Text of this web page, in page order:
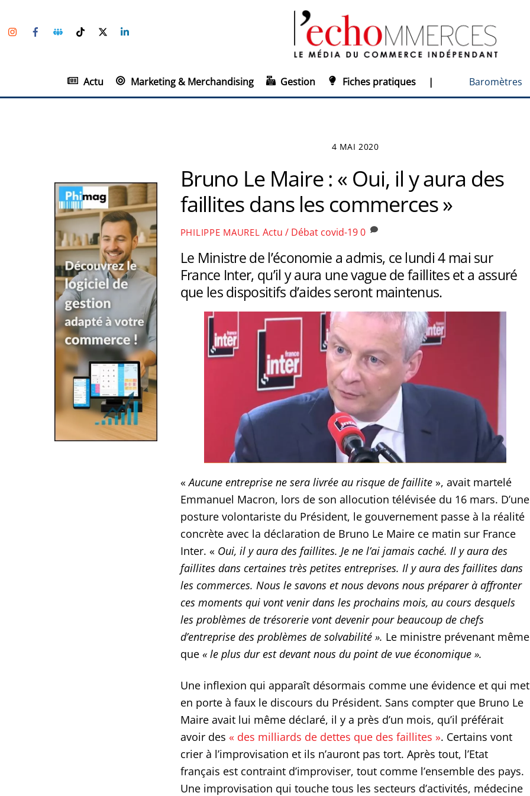
to
InstagramFacebookGroupe
Facebook
TikTokTwitter
Actu Marketing & Merchandising Gestion Fiches pratiques | Baromètres
4 MAI 2020
Bruno Le Maire : « Oui, il y aura des
faillites dans les commerces »
PHILIPPE MAUREL Actu / Débat covid-190
Le Ministre de l’économie a admis, ce lundi 4 mai sur
France Inter, qu’il y aura une vague de faillites et a assuré
que les dispositifs d’aides seront maintenus.
«Aucune entreprise ne sera livrée au risque de faillite», avait martelé
Emmanuel Macron, lors de son allocution télévisée du 16 mars. D’une
posture volontariste du Président, le gouvernement passe à la réalité
concrète avec la déclaration de Bruno Le Maire ce matin sur France
Inter. « Oui, il y aura des faillites. Je ne l’ai jamais caché. Il y aura des
faillites dans certaines très petites entreprises. Il y aura des faillites dans
les commerces. Nous le savons et nous devons nous préparer à affronter
ces moments qui vont venir dans les prochains mois, au cours desquels
les problèmes de trésorerie vont devenir pour beaucoup de chefs
d’entreprise des problèmes de solvabilité ». Le ministre prévenant même
que« le plus dur est devant nous du point de vue économique ».
Une inflexion qui apparaît désormais comme une évidence et qui met
en porte à faux le discours du Président. Sans compter que Bruno Le
Maire avait lui même déclaré, il y a près d’un mois, qu’il préférait
avoir des « des milliards de dettes que des faillites ». Certains vont
crier à l’improvisation et ils n’auront pas tort. Après tout, l’Etat
français est contraint d’improviser, tout comme l’ensemble des pays.
Une improvisation qui touche tous les secteurs d’activités, médecine